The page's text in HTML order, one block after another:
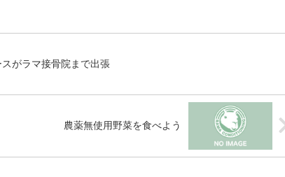
がラマ接骨院まで出張
農薬無使用野菜を食べよう